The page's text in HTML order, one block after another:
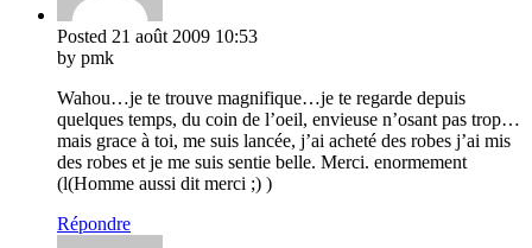
Posted 21 août 2009 10:53
by pmk
Wahou…je te trouve magnifique…je te regarde depuis
quelques temps, du coin de l’oeil, envieuse n’osant pas trop…
mais grace à toi, me suis lancée, j’ai acheté des robes j’ai mis
des robes et je me suis sentie belle. Merci. enormement
(l(Homme aussi dit merci ;) )
Répondre